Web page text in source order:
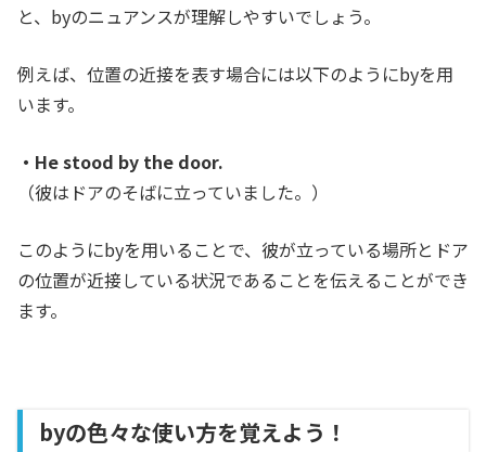
と、byのニュアンスが理解しやすいでしょう。
例えば、位置の近接を表す場合には以下のようにbyを用
います。
・He stood by the door.
（彼はドアのそばに立っていました。）
このようにbyを用いることで、彼が立っている場所とドア
の位置が近接している状況であることを伝えることができ
ます。
byの色々な使い方を覚えよう！